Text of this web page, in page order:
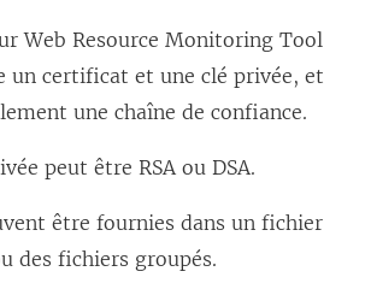
Web Resource Monitoring Tool
un certificat et une clé privée, et
une chaîne de confiance.
peut être RSA ou DSA.
être fournies dans un fichier
des fichiers groupés.